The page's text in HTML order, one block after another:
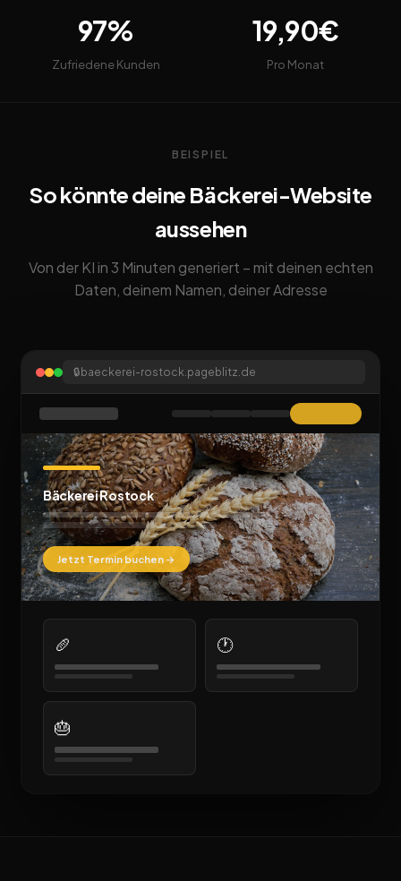
97%
Zufriedene Kunden
19,90€
Pro Monat
BEISPIEL
So könnte deine Bäckerei-Website
aussehen
Von der KI in 3 Minuten generiert – mit deinen echten
Daten, deinem Namen, deiner Adresse
🔒 baeckerei-rostock.pageblitz.de
Bäckerei Rostock
Jetzt Termin buchen →
🥖 🕐
🎂